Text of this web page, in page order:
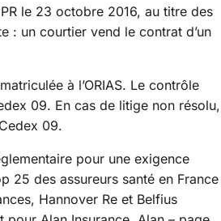
le 23 octobre 2016, au titre des
: un courtier vend le contrat d’un
à l’ORIAS. Le contrôle
09. En cas de litige non résolu,
09.
pour une exigence
25 des assureurs santé en France
Hannover Re et Belfius